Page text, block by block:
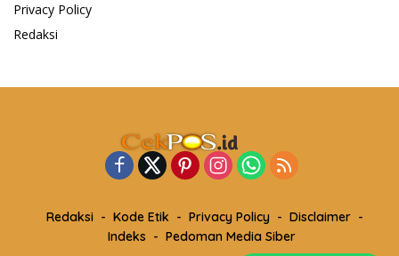
Privacy Policy
Redaksi
Redaksi Kode Etik Privacy Policy
Disclaimer
Indeks
Pedoman Media Siber